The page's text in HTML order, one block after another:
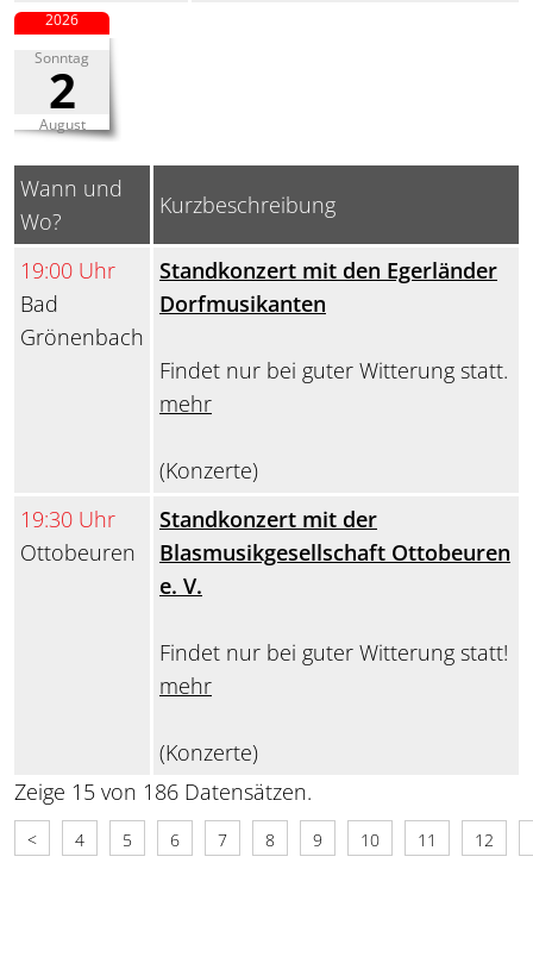
Sonntag
2
August
2026
Wann und
Wo?
Kurzbeschreibung
19:00 Uhr
Bad
Grönenbach
Standkonzert mit den Egerländer
Dorfmusikanten
Findet nur bei guter Witterung statt.
mehr
(Konzerte)
19:30 Uhr
Ottobeuren
Standkonzert mit der
Blasmusikgesellschaft Ottobeuren
e. V.
Findet nur bei guter Witterung statt!
mehr
(Konzerte)
Zeige 15 von 186 Datensätzen.
< 4 5 6 7 8 9 10 11 12